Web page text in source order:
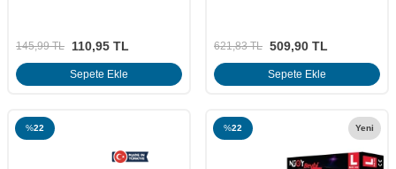
145,99TL 110,95 TL
Sepete Ekle
621,83TL 509,90 TL
Sepete Ekle
%22 %22 Yeni